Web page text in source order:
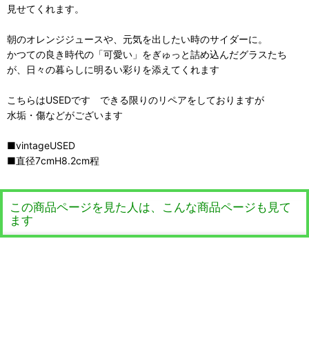
見せてくれます。
朝のオレンジジュースや、元気を出したい時のサイダーに。
かつての良き時代の「可愛い」をぎゅっと詰め込んだグラスたち
が、日々の暮らしに明るい彩りを添えてくれます
こちらはUSEDです できる限りのリペアをしておりますが
水垢・傷などがございます
■vintageUSED
■直径7cmH8.2cm程
この商品ページを見た人は、こんな商品ページも見て
ます